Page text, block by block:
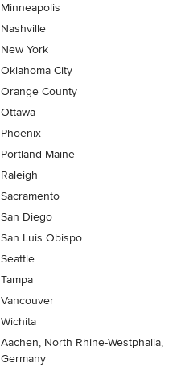
Minneapolis
Nashville
New York
Oklahoma City
Orange County
Ottawa
Phoenix
Portland Maine
Raleigh
Sacramento
San Diego
San Luis Obispo
Seattle
Tampa
Vancouver
Wichita
Aachen, North Rhine-Westphalia,
Germany